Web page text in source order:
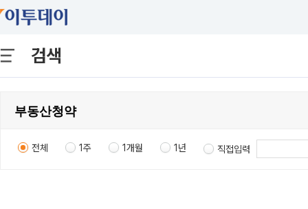
검색
전체 1주 1개월 1년 직접입력